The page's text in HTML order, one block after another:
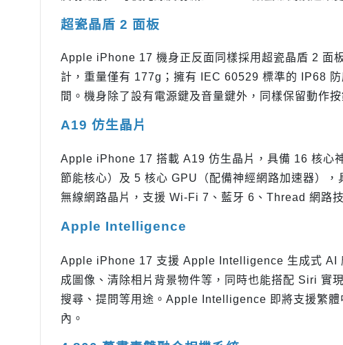
超瓷晶盾 2 面板
Apple iPhone 17 機身正反面同樣採用超瓷晶盾 2 面
計，重量僅有 177g；擁有 IEC 60529 標準的 IP68
間。機身除了設有電源鍵及音量鍵外，同樣保留動作
A19 仿生晶片
Apple iPhone 17 搭載 A19 仿生晶片，具備 16 核心
節能核心）及 5 核心 GPU（配備神經網路加速器）
無線網路晶片，支援 Wi-Fi 7、藍牙 6、Thread 網路技
Apple Intelligence
Apple iPhone 17 支援 Apple Intelligence 生成式 AI
成圖像、清除相片背景物件等，同時也能搭配 Siri 實
搜尋、提問等用途。Apple Intelligence 即將支援繁
內。